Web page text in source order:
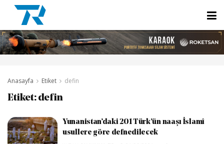
Anasayfa Etiket defin
Etiket: defin
Yunanistan’daki 201 Türk’ün naaşı İslamî
usullere göre defnedilecek